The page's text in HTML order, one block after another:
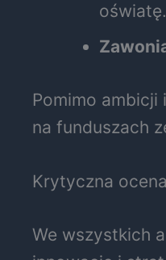
oświatę.
Pomimo
na funduszach
Krytyczna
We wszystkich